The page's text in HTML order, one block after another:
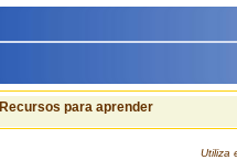
Recursos para aprender
Utiliza